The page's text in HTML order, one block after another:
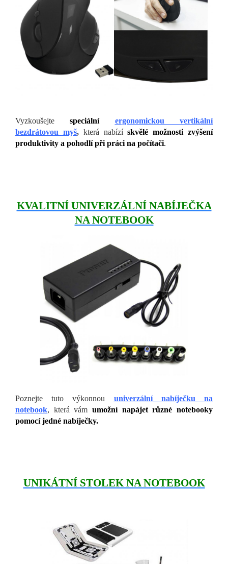
Vyzkoušejtespeciální
ergonomickou vertikální
bezdrátovou myš, která nabízískvělé možnosti zvýšení
produktivity a pohodlí při práci na počítači.
KVALITNÍ UNIVERZÁLNÍ NABÍJEČKA
NA NOTEBOOK
Poznejte tuto výkonnou univerzální nabíječku na
notebook, která vám umožní napájet různé notebooky
pomocí jedné nabíječky.
UNIKÁTNÍ STOLEK NA NOTEBOOK